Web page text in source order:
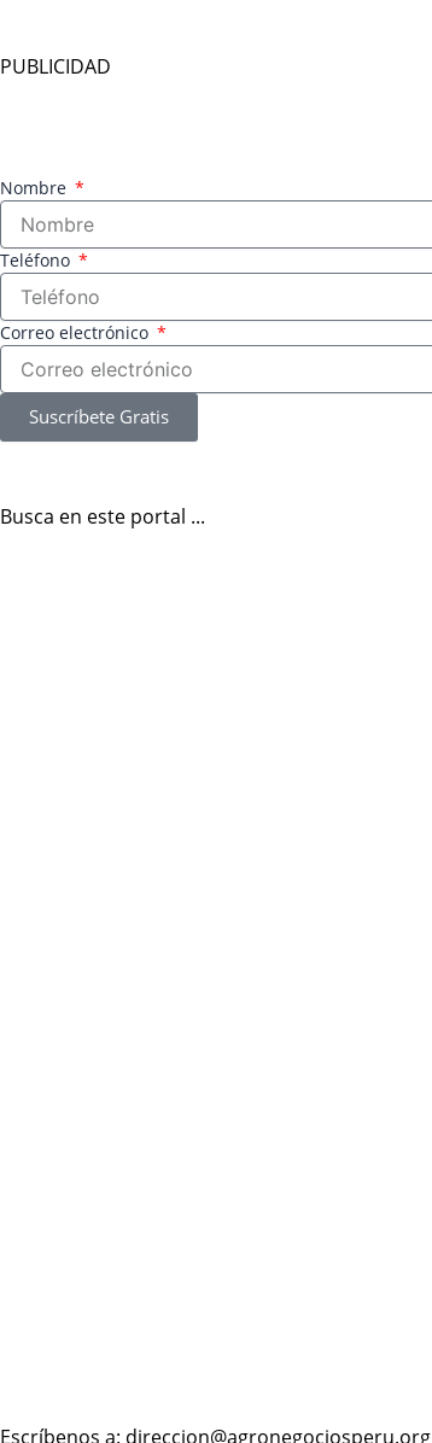
PUBLICIDAD
Nombre
Teléfono
Correo electrónico
Suscríbete Gratis
Busca en este portal ...
Escríbenos a: direccion@agronegociosperu.org